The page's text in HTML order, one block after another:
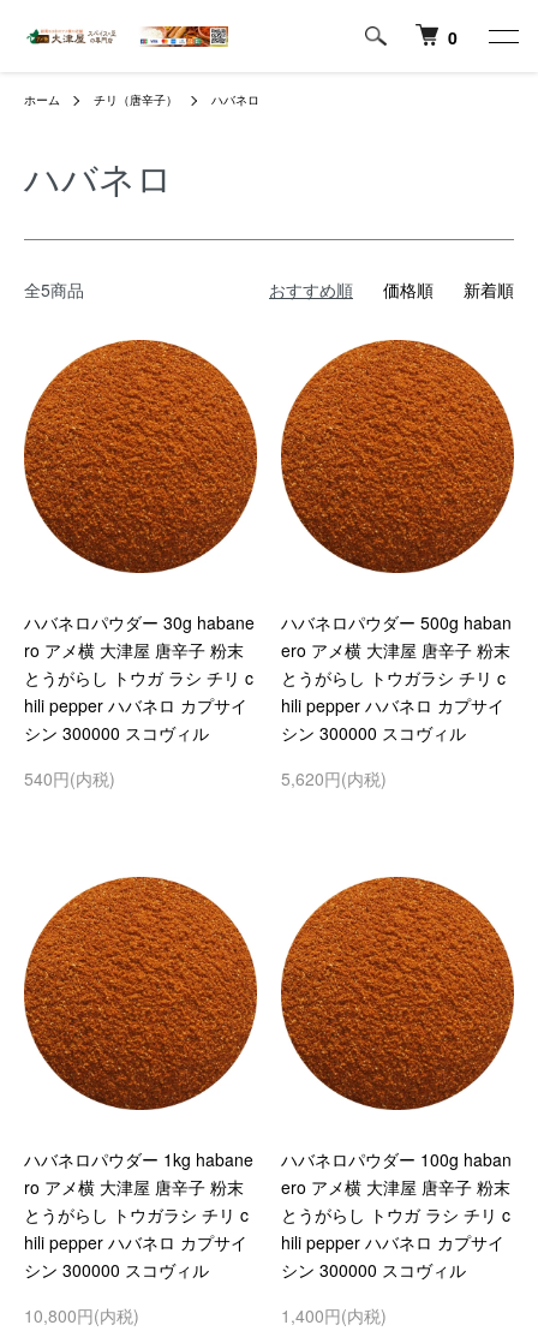
0
ホーム チリ（唐辛子） ハバネロ
ハバネロ
全5商品 おすすめ順 価格順 新着順
ハバネロパウダー 30g habane
ro アメ横 大津屋 唐辛子 粉末
とうがらし トウガ ラシ チリ c
hili pepper ハバネロ カプサイ
シン 300000 スコヴィル
540円(内税)
ハバネロパウダー 500g haban
ero アメ横 大津屋 唐辛子 粉末
とうがらし トウガラシ チリ c
hili pepper ハバネロ カプサイ
シン 300000 スコヴィル
5,620円(内税)
ハバネロパウダー 1kg habane
ro アメ横 大津屋 唐辛子 粉末
とうがらし トウガラシ チリ c
hili pepper ハバネロ カプサイ
シン 300000 スコヴィル
10,800円(内税)
ハバネロパウダー 100g haban
ero アメ横 大津屋 唐辛子 粉末
とうがらし トウガ ラシ チリ c
hili pepper ハバネロ カプサイ
シン 300000 スコヴィル
1,400円(内税)